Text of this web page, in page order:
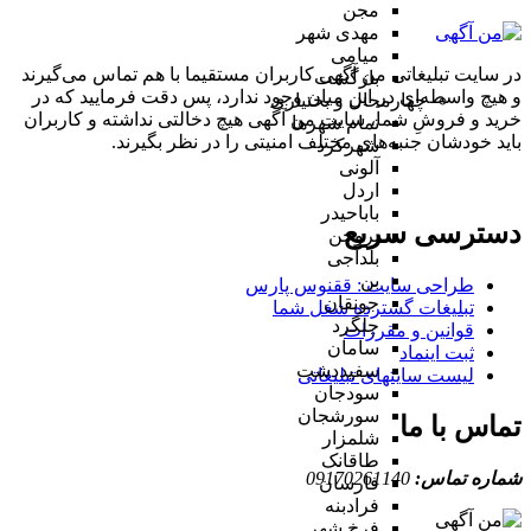
مجن
مهدی شهر
میامی
بازگشت
چهارمحال و بختیاری
تمام شهر‌ها
شهرکرد
آلونی
اردل
باباحیدر
بروجن
بلداجی
بن
جونقان
چلگرد
سامان
سفیددشت
سودجان
سورشجان
شلمزار
طاقانک
فارسان
فرادبنه
در سایت تبلیغاتی من آگهی کاربران مستقیما با هم تماس می‌گیرند
و هیچ واسطه‌ای در این میان وجود ندارد، پس دقت فرمایید که در
خرید و فروشِ شما، سایت من آگهی هیچ دخالتی نداشته و کاربران
باید خودشان جنبه‌های مختلف امنیتی را در نظر بگیرند.
دسترسی سریع
طراحی سایت :‌ ققنوس پارس
تبلیغات گسترده شغل شما
قوانین و مقررات
ثبت اینماد
لیست سایتهای تبلیغاتی
تماس با ما
شماره تماس: 09170261140